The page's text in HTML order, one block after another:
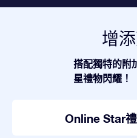
增
搭配獨特的附
星禮物閃耀！
Online Star